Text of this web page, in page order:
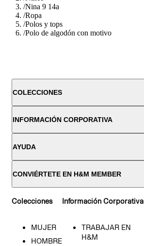
/Nina 9 14a
/Ropa
/Polos y tops
/Polo de algodón con motivo
COLECCIONES
INFORMACIÓN CORPORATIVA
AYUDA
CONVIÉRTETE EN H&M MEMBER
Colecciones
MUJER
HOMBRE
Información Corporativa
TRABAJAR EN
H&M